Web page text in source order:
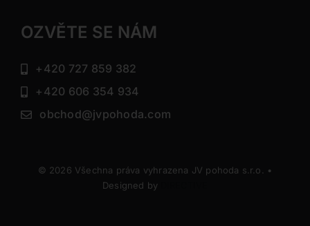
OZVĚTE SE NÁM
+420 727 859 382
+420 606 354 934
obchod@jvpohoda.com
© 2026 Všechna práva vyhrazena JV pohoda s.r.o. •
Designed by